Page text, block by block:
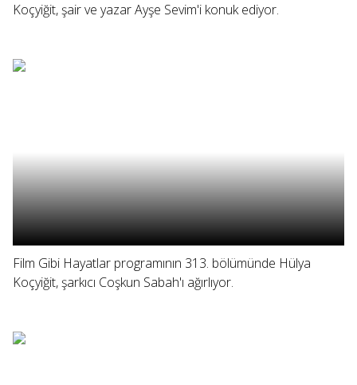
Koçyiğit, şair ve yazar Ayşe Sevim'i konuk ediyor.
Film Gibi Hayatlar programının 313. bölümünde Hülya
Koçyiğit, şarkıcı Coşkun Sabah'ı ağırlıyor.